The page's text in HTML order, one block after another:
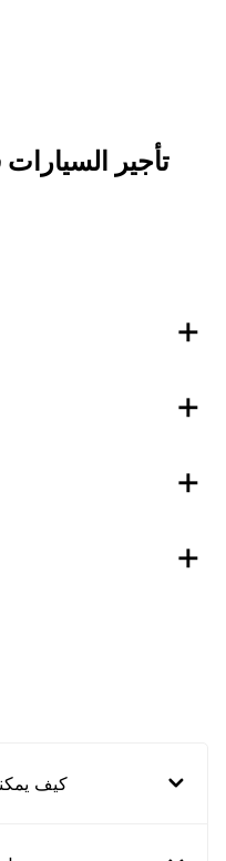
تأجير
كيف